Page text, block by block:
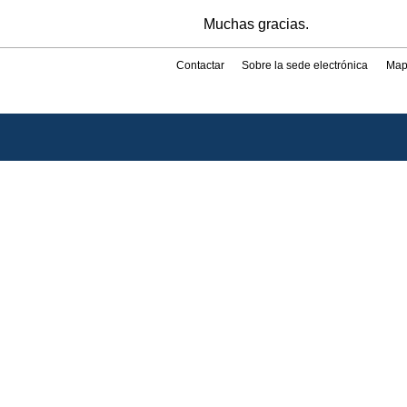
Muchas gracias.
Contactar Sobre la sede electrónica